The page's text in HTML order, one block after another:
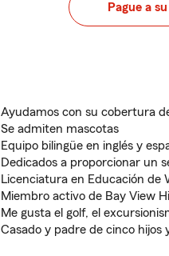
Pague a
Ayudamos con su cobertura
Se admiten mascotas
Equipo bilingüe en inglés y
Dedicados a proporcionar un
Licenciatura en Educación
Miembro activo de Bay View
Me gusta el golf, el
Casado y padre de cinco hijos